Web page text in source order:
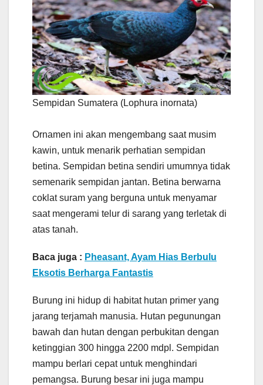
Sempidan Sumatera (Lophura inornata)
Ornamen ini akan mengembang saat musim
kawin, untuk menarik perhatian sempidan
betina. Sempidan betina sendiri umumnya tidak
semenarik sempidan jantan. Betina berwarna
coklat suram yang berguna untuk menyamar
saat mengerami telur di sarang yang terletak di
atas tanah.
Baca juga : Pheasant, Ayam Hias Berbulu
Eksotis Berharga Fantastis
Burung ini hidup di habitat hutan primer yang
jarang terjamah manusia. Hutan pegunungan
bawah dan hutan dengan perbukitan dengan
ketinggian 300 hingga 2200 mdpl. Sempidan
mampu berlari cepat untuk menghindari
pemangsa. Burung besar ini juga mampu